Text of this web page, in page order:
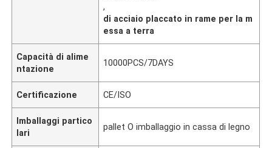
,
di acciaio placcato in rame per la m
essa a terra
Capacità di alime
ntazione
10000PCS/7DAYS
Certificazione CE/ISO
Imballaggi partico
lari
pallet O imballaggio in cassa di legno